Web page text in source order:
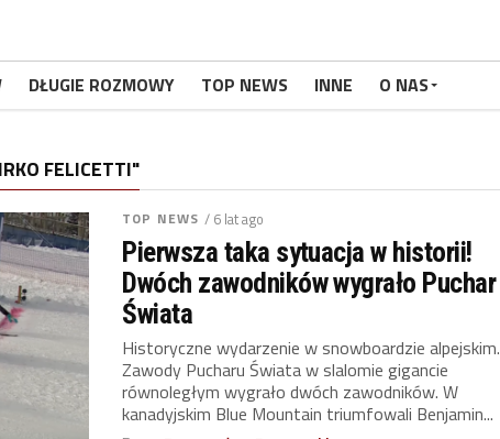
DŁUGIE ROZMOWY TOP NEWS INNE O NAS
FELICETTI"
TOP NEWS / 6 lat ago
Pierwsza taka sytuacja w historii!
Dwóch zawodników wygrało Puchar
Świata
Historyczne wydarzenie w snowboardzie alpejskim.
Zawody Pucharu Świata w slalomie gigancie
równoległym wygrało dwóch zawodników. W
kanadyjskim Blue Mountain triumfowali Benjamin...